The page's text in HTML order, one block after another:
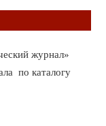
журнал»
по каталогу